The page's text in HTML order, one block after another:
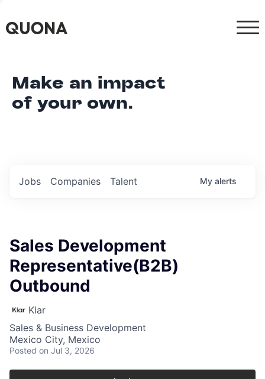
Make an impact
of your own.
Jobs Companies Talent My alerts
Sales Development
Representative(B2B)
Outbound
Klar
Sales & Business Development
Mexico City, Mexico
Posted on Jul 3, 2026